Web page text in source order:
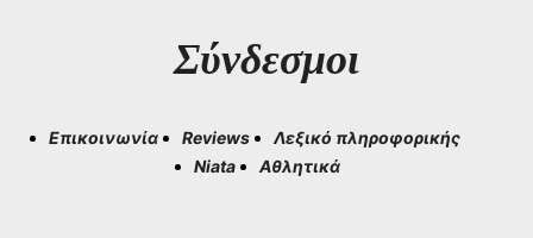
Σύνδεσμοι
Επικοινωνία Reviews
Λεξικό πληροφορικής
Niata
Αθλητικά